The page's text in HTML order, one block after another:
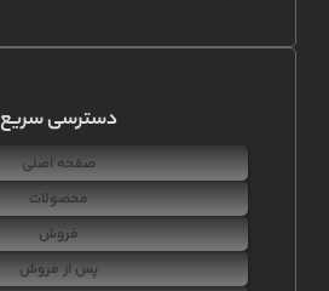
دسترسی سریع
صفحه اصلی
محصولات
فروش
پس از فروش